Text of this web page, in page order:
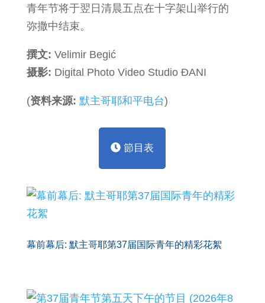
青年节将于翌日清晨五点在十字架山举行的
弥撒中结束。
撰文: Velimir Begić
摄影: Digital Photo Video Studio ĐANI
(资料来源: 默主哥耶和平电台)
節目表
幕前幕后: 默主哥耶第37届国际青年的精彩花絮